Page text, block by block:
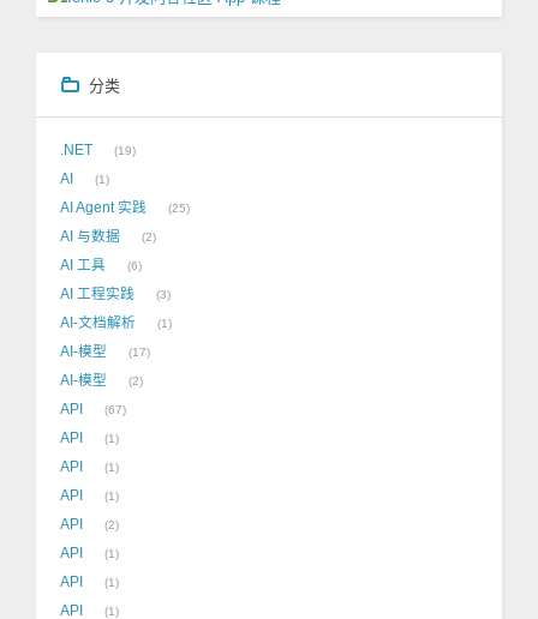
分类
.NET 19
AI 1
AI Agent 实践 25
AI 与数据 2
AI 工具 6
AI 工程实践 3
AI-文档解析 1
AI-模型 17
AI-模型 2
API 67
API 1
API 1
API 1
API 2
API 1
API 1
API 1